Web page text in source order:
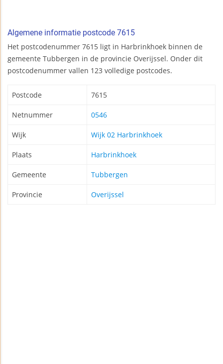
Algemene informatie postcode 7615
Het postcodenummer 7615 ligt in Harbrinkhoek binnen de
gemeente Tubbergen in de provincie Overijssel. Onder dit
postcodenummer vallen 123 volledige postcodes.
Postcode 7615
Netnummer 0546
Wijk Wijk 02 Harbrinkhoek
Plaats Harbrinkhoek
Gemeente Tubbergen
Provincie Overijssel